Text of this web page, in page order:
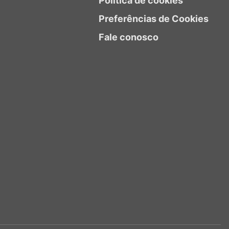
Preferências de Cookies
Fale conosco